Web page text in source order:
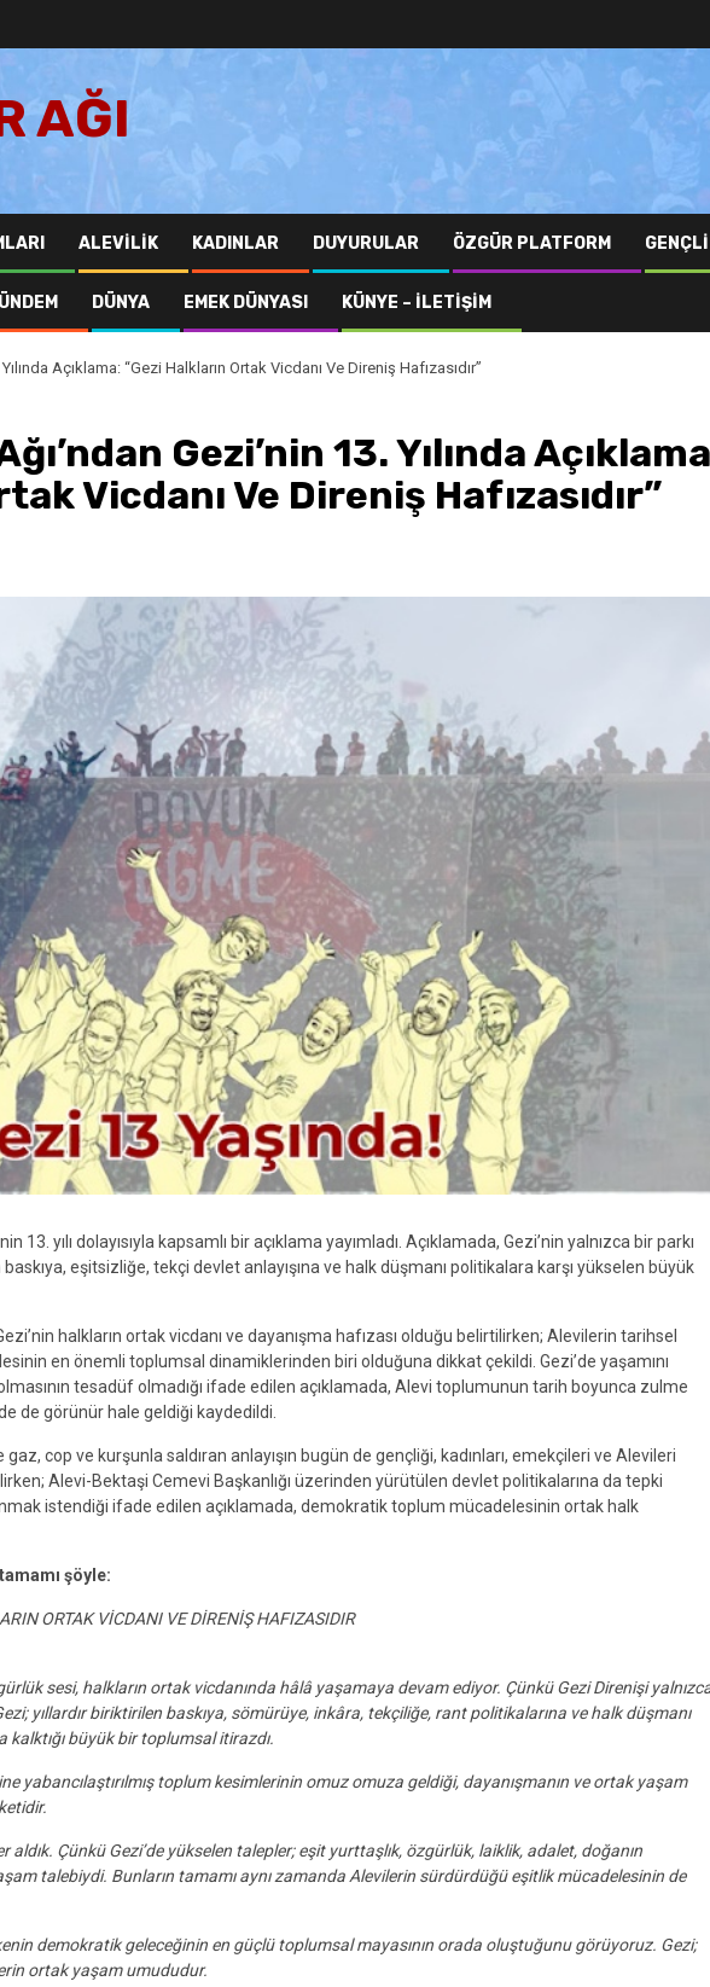
AĞI
ALEVILIK KADINLAR DUYURULAR ÖZGÜR PLATFORM
DÜNYA EMEK DÜNYASI KÜNYE – İLETIŞIM
Açıklama: “Gezi Halkların Ortak Vicdanı Ve Direniş Hafızasıdır”
Gezi’nin 13. Yılında
Vicdanı Ve Direniş Hafızasıdır”
13. yılı dolayısıyla kapsamlı bir açıklama yayımladı. Açıklamada, Gezi’nin yalnızca bir parkı
eşitsizliğe, tekçi devlet anlayışına ve halk düşmanı politikalara karşı yükselen büyük
halkların ortak vicdanı ve dayanışma hafızası olduğu belirtilirken; Alevilerin tarihsel
en önemli toplumsal dinamiklerinden biri olduğuna dikkat çekildi. Gezi’de yaşamını
tesadüf olmadığı ifade edilen açıklamada, Alevi toplumunun tarih boyunca zulme
de görünür hale geldiği kaydedildi.
gaz, cop ve kurşunla saldıran anlayışın bugün de gençliği, kadınları, emekçileri ve Alevileri
Alevi-Bektaşi Cemevi Başkanlığı üzerinden yürütülen devlet politikalarına da tepki
istendiği ifade edilen açıklamada, demokratik toplum mücadelesinin ortak halk
tamamı şöyle:
ORTAK VİCDANI VE DİRENİŞ HAFIZASIDIR
sesi, halkların ortak vicdanında hâlâ yaşamaya devam ediyor. Çünkü Gezi Direnişi
yıllardır biriktirilen baskıya, sömürüye, inkâra, tekçiliğe, rant politikalarına ve halk düşmanı
kalktığı büyük bir toplumsal itirazdı.
yabancılaştırılmış toplum kesimlerinin omuz omuza geldiği, dayanışmanın ve ortak yaşam
aldık. Çünkü Gezi’de yükselen talepler; eşit yurttaşlık, özgürlük, laiklik, adalet, doğanın
talebiydi. Bunların tamamı aynı zamanda Alevilerin sürdürdüğü eşitlik mücadelesinin de
demokratik geleceğinin en güçlü toplumsal mayasının orada oluştuğunu görüyoruz. Gezi;
ortak yaşam umududur.